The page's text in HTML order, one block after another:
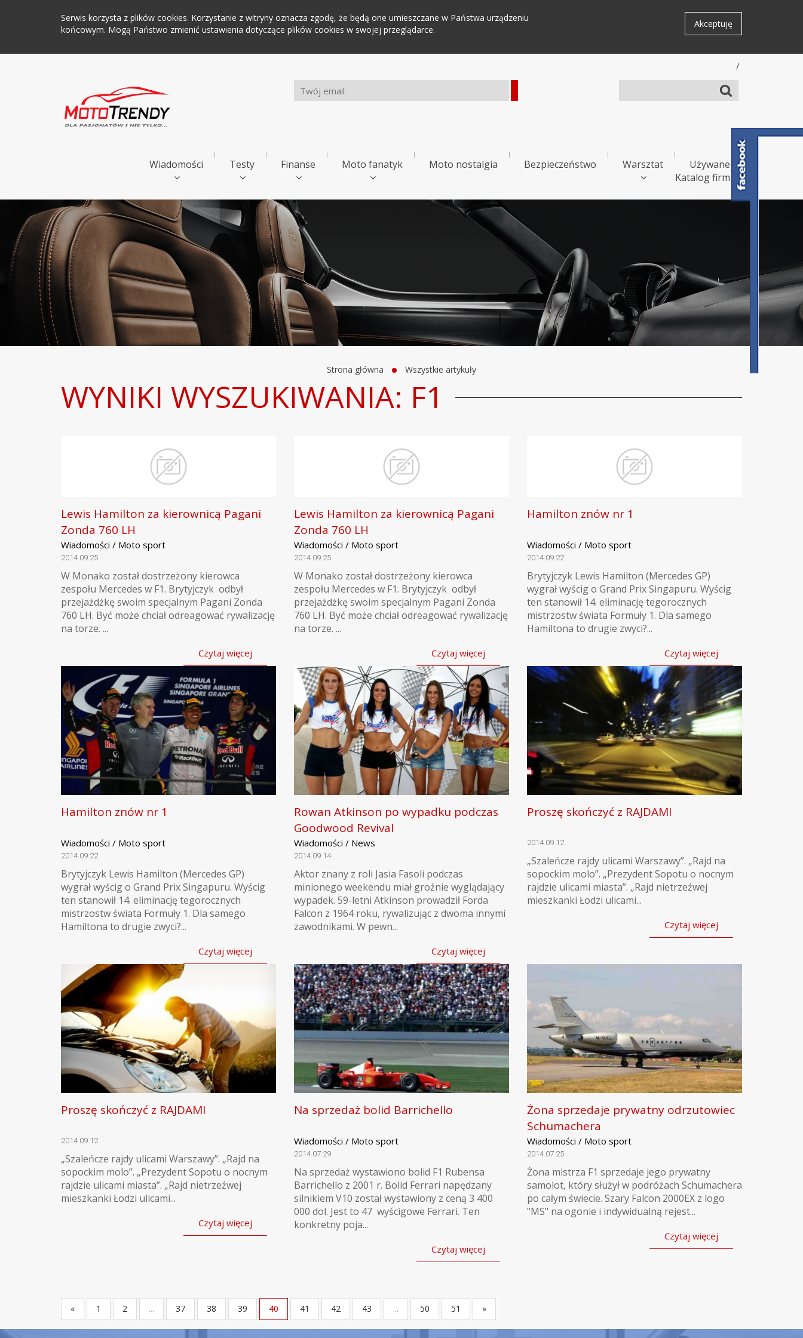
Serwis korzysta z plików cookies. Korzystanie z witryny oznacza zgodę, że będą one umieszczane w Państwa urządzeniu
końcowym. Mogą Państwo zmienić ustawienia dotyczące plików cookies w swojej przeglądarce.
Akceptuję
/
Wiadomości Testy Finanse Moto fanatyk Moto nostalgia Bezpieczeństwo Warsztat
Używane
Katalog firm
Strona główna Wszystkie artykuły
WYNIKI WYSZUKIWANIA: F1
Lewis Hamilton za kierownicą Pagani
Zonda 760 LH
Wiadomości / Moto sport
2014.09.25
W Monako został dostrzeżony kierowca
zespołu Mercedes w F1. Brytyjczyk odbył
przejażdżkę swoim specjalnym Pagani Zonda
760 LH. Być może chciał odreagować rywalizację
na torze. ...
Czytaj więcej
Lewis Hamilton za kierownicą Pagani
Zonda 760 LH
Wiadomości / Moto sport
2014.09.25
W Monako został dostrzeżony kierowca
zespołu Mercedes w F1. Brytyjczyk odbył
przejażdżkę swoim specjalnym Pagani Zonda
760 LH. Być może chciał odreagować rywalizację
na torze. ...
Czytaj więcej
Hamilton znów nr 1
Wiadomości / Moto sport
2014.09.22
Brytyjczyk Lewis Hamilton (Mercedes GP)
wygrał wyścig o Grand Prix Singapuru. Wyścig
ten stanowił 14. eliminację tegorocznych
mistrzostw świata Formuły 1. Dla samego
Hamiltona to drugie zwyci?...
Czytaj więcej
Hamilton znów nr 1
Wiadomości / Moto sport
2014.09.22
Brytyjczyk Lewis Hamilton (Mercedes GP)
wygrał wyścig o Grand Prix Singapuru. Wyścig
ten stanowił 14. eliminację tegorocznych
mistrzostw świata Formuły 1. Dla samego
Hamiltona to drugie zwyci?...
Czytaj więcej
Rowan Atkinson po wypadku podczas
Goodwood Revival
Wiadomości / News
2014.09.14
Aktor znany z roli Jasia Fasoli podczas
minionego weekendu miał groźnie wyglądający
wypadek. 59-letni Atkinson prowadził Forda
Falcon z 1964 roku, rywalizując z dwoma innymi
zawodnikami. W pewn...
Czytaj więcej
Proszę skończyć z RAJDAMI
2014.09.12
„Szaleńcze rajdy ulicami Warszawy”. „Rajd na
sopockim molo”. „Prezydent Sopotu o nocnym
rajdzie ulicami miasta”. „Rajd nietrzeźwej
mieszkanki Łodzi ulicami...
Czytaj więcej
Proszę skończyć z RAJDAMI
2014.09.12
„Szaleńcze rajdy ulicami Warszawy”. „Rajd na
sopockim molo”. „Prezydent Sopotu o nocnym
rajdzie ulicami miasta”. „Rajd nietrzeźwej
mieszkanki Łodzi ulicami...
Czytaj więcej
Na sprzedaż bolid Barrichello
Wiadomości / Moto sport
2014.07.29
Na sprzedaż wystawiono bolid F1 Rubensa
Barrichello z 2001 r. Bolid Ferrari napędzany
silnikiem V10 został wystawiony z ceną 3 400
000 dol. Jest to 47 wyścigowe Ferrari. Ten
konkretny poja...
Czytaj więcej
Żona sprzedaje prywatny odrzutowiec
Schumachera
Wiadomości / Moto sport
2014.07.25
Żona mistrza F1 sprzedaje jego prywatny
samolot, który służył w podróżach Schumachera
po całym świecie. Szary Falcon 2000EX z logo
"MS" na ogonie i indywidualną rejest...
Czytaj więcej
« 1 2 ... 37 38 39 40 41 42 43 ... 50 51 »